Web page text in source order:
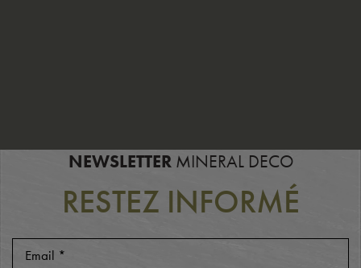
NEWSLETTER MINERAL DECO
RESTEZ INFORMÉ